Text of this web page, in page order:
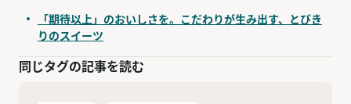
「期待以上」のおいしさを。こだわりが生み出す、とびき
りのスイーツ
同じタグの記事を読む